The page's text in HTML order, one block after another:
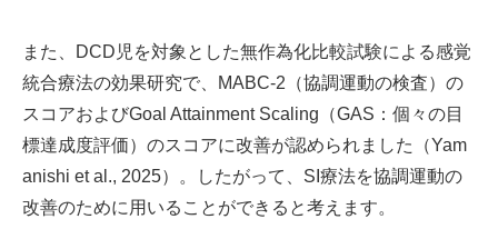
また、DCD児を対象とした無作為化比較試験による感覚
統合療法の効果研究で、MABC-2（協調運動の検査）の
スコアおよびGoal Attainment Scaling（GAS：個々の目
標達成度評価）のスコアに改善が認められました（Yam
anishi et al., 2025）。したがって、SI療法を協調運動の
改善のために用いることができると考えます。